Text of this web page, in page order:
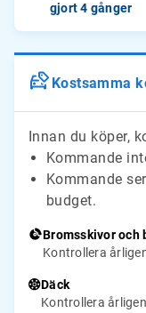
gjort 4 gånger
Kostsamma
Innan du köper,
Kommande
Kommande
budget.
Bromsskivor och
Kontrollera
Däck
Kontrollera